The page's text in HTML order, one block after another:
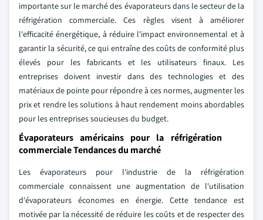
importante sur le marché des évaporateurs dans le secteur de la
réfrigération commerciale. Ces règles visent à améliorer
l'efficacité énergétique, à réduire l'impact environnemental et à
garantir la sécurité, ce qui entraîne des coûts de conformité plus
élevés pour les fabricants et les utilisateurs finaux. Les
entreprises doivent investir dans des technologies et des
matériaux de pointe pour répondre à ces normes, augmenter les
prix et rendre les solutions à haut rendement moins abordables
pour les entreprises soucieuses du budget.
Évaporateurs américains pour la réfrigération
commerciale Tendances du marché
Les évaporateurs pour l'industrie de la réfrigération
commerciale connaissent une augmentation de l'utilisation
d'évaporateurs économes en énergie. Cette tendance est
motivée par la nécessité de réduire les coûts et de respecter des